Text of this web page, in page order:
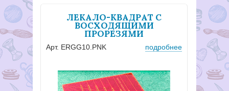
ЛЕКАЛО-КВАДРАТ С
ВОСХОДЯЩИМИ
ПРОРЕЗЯМИ
Арт. ERGG10.PNK подробнее